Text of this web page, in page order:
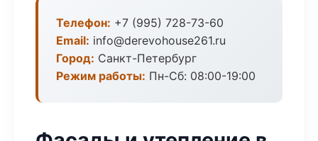
Телефон: +7 (995) 728-73-60
Email: info@derevohouse261.ru
Город: Санкт-Петербург
Режим работы: Пн-Сб: 08:00-19:00